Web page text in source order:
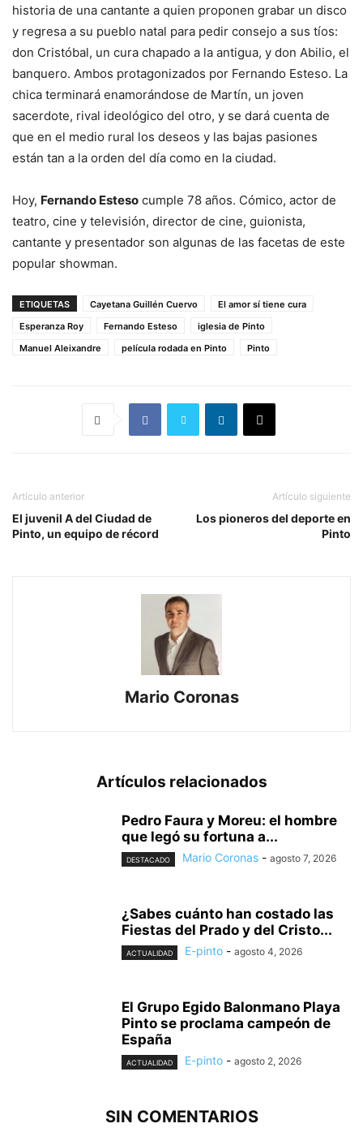
historia de una cantante a quien proponen grabar un disco
y regresa a su pueblo natal para pedir consejo a sus tíos:
don Cristóbal, un cura chapado a la antigua, y don Abilio, el
banquero. Ambos protagonizados por Fernando Esteso. La
chica terminará enamorándose de Martín, un joven
sacerdote, rival ideológico del otro, y se dará cuenta de
que en el medio rural los deseos y las bajas pasiones
están tan a la orden del día como en la ciudad.
Hoy, Fernando Esteso cumple 78 años. Cómico, actor de
teatro, cine y televisión, director de cine, guionista,
cantante y presentador son algunas de las facetas de este
popular showman.
ETIQUETAS Cayetana Guillén Cuervo
El amor sí tiene cura
Esperanza Roy
Fernando Esteso
iglesia de Pinto
Manuel Aleixandre
película rodada en Pinto Pinto
Artículo anterior
El juvenil A del Ciudad de
Pinto, un equipo de récord
Artículo siguiente
Los pioneros del deporte en
Pinto
Mario Coronas
Artículos relacionados
Pedro Faura y Moreu: el hombre
que legó su fortuna a...
DESTACADO Mario Coronas - agosto 7, 2026
¿Sabes cuánto han costado las
Fiestas del Prado y del Cristo...
ACTUALIDAD E-pinto - agosto 4, 2026
El Grupo Egido Balonmano Playa
Pinto se proclama campeón de
España
ACTUALIDAD E-pinto - agosto 2, 2026
SIN COMENTARIOS